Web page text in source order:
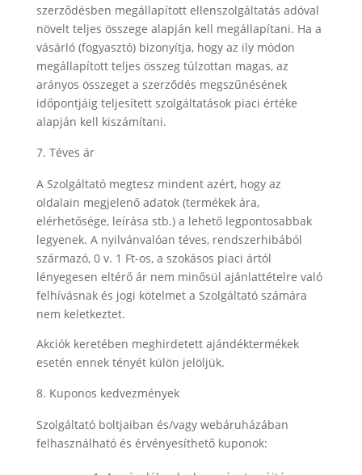
szerződésben megállapított ellenszolgáltatás adóval
növelt teljes összege alapján kell megállapítani. Ha a
vásárló (fogyasztó) bizonyítja, hogy az ily módon
megállapított teljes összeg túlzottan magas, az
arányos összeget a szerződés megszűnésének
időpontjáig teljesített szolgáltatások piaci értéke
alapján kell kiszámítani.
Téves ár
A Szolgáltató megtesz mindent azért, hogy az
oldalain megjelenő adatok (termékek ára,
elérhetősége, leírása stb.) a lehető legpontosabbak
legyenek. A nyilvánvalóan téves, rendszerhibából
származó, 0 v. 1 Ft-os, a szokásos piaci ártól
lényegesen eltérő ár nem minősül ajánlattételre való
felhívásnak és jogi kötelmet a Szolgáltató számára
nem keletkeztet.
Akciók keretében meghirdetett ajándéktermékek
esetén ennek tényét külön jelöljük.
Kuponos kedvezmények
Szolgáltató boltjaiban és/vagy webáruházában
felhasználható és érvényesíthető kuponok: